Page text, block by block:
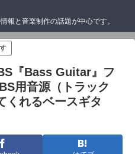
報と音楽制作の話題が中心です。
『Bass Guitar』フ
用音源（トラック
くれるベースギタ